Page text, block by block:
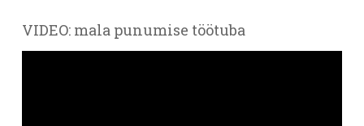
VIDEO: mala punumise töötuba